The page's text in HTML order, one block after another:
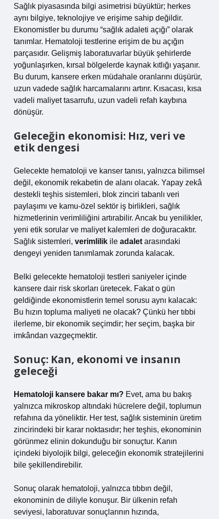
Sağlık piyasasında bilgi asimetrisi büyüktür; herkes
aynı bilgiye, teknolojiye ve erişime sahip değildir.
Ekonomistler bu durumu “sağlık adaleti açığı” olarak
tanımlar. Hematoloji testlerine erişim de bu açığın
parçasıdır. Gelişmiş laboratuvarlar büyük şehirlerde
yoğunlaşırken, kırsal bölgelerde kaynak kıtlığı yaşanır.
Bu durum, kansere erken müdahale oranlarını düşürür,
uzun vadede sağlık harcamalarını artırır. Kısacası, kısa
vadeli maliyet tasarrufu, uzun vadeli refah kaybına
dönüşür.
Geleceğin ekonomisi: Hız, veri ve
etik dengesi
Gelecekte hematoloji ve kanser tanısı, yalnızca bilimsel
değil, ekonomik rekabetin de alanı olacak. Yapay zekâ
destekli teşhis sistemleri, blok zinciri tabanlı veri
paylaşımı ve kamu-özel sektör iş birlikleri, sağlık
hizmetlerinin verimliliğini artırabilir. Ancak bu yenilikler,
yeni etik sorular ve maliyet kalemleri de doğuracaktır.
Sağlık sistemleri, verimlilik ile adalet arasındaki
dengeyi yeniden tanımlamak zorunda kalacak.
Belki gelecekte hematoloji testleri saniyeler içinde
kansere dair risk skorları üretecek. Fakat o gün
geldiğinde ekonomistlerin temel sorusu aynı kalacak:
Bu hızın topluma maliyeti ne olacak? Çünkü her tıbbi
ilerleme, bir ekonomik seçimdir; her seçim, başka bir
imkândan vazgeçmektir.
Sonuç: Kan, ekonomi ve insanın
geleceği
Hematoloji kansere bakar mı? Evet, ama bu bakış
yalnızca mikroskop altındaki hücrelere değil, toplumun
refahına da yöneliktir. Her test, sağlık sisteminin üretim
zincirindeki bir karar noktasıdır; her teşhis, ekonominin
görünmez elinin dokunduğu bir sonuçtur. Kanın
içindeki biyolojik bilgi, geleceğin ekonomik stratejilerini
bile şekillendirebilir.
Sonuç olarak hematoloji, yalnızca tıbbın değil,
ekonominin de diliyle konuşur. Bir ülkenin refah
seviyesi, laboratuvar sonuçlarının hızında,